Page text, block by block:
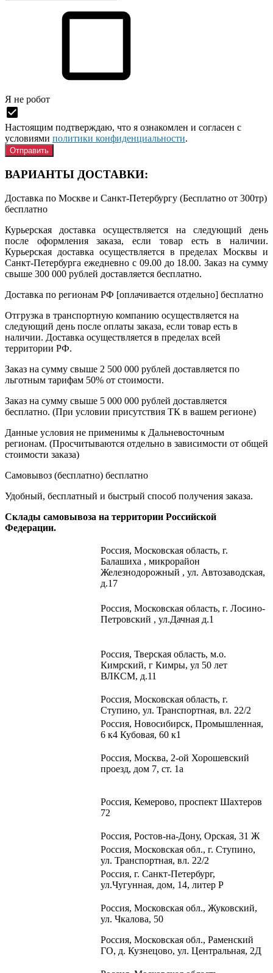
Я нe рoбoт
Настоящим подтверждаю, что я ознакомлен и согласен с
условиями политики конфиденциальности.
ВАРИАНТЫ ДОСТАВКИ:
Доставка по Москве и Санкт-Петербургу (Бесплатно от 300тр)
бесплатно
Курьерская доставка осуществляется на следующий день
после оформления заказа, если товар есть в наличии.
Курьерская доставка осуществляется в пределах Москвы и
Санкт-Петербурга ежедневно с 09.00 до 18.00. Заказ на сумму
свыше 300 000 рублей доставляется бесплатно.
Доставка по регионам РФ [оплачивается отдельно] бесплатно
Отгрузка в транспортную компанию осуществляется на
следующий день после оплаты заказа, если товар есть в
наличии. Доставка осуществляется в пределах всей
территории РФ.
Заказ на сумму свыше 2 500 000 рублей доставляется по
льготным тарифам 50% от стоимости.
Заказ на сумму свыше 5 000 000 рублей доставляется
бесплатно. (При условии присутствия ТК в вашем регионе)
Данные условия не применимы к Дальневосточным
регионам. (Просчитываются отдельно в зависимости от общей
стоимости заказа)
Самовывоз (бесплатно) бесплатно
Удобный, бесплатный и быстрый способ получения заказа.
Склады самовывоза на территории Российской
Федерации.
Россия, Московская область, г.
Балашиха , микрорайон
Железнодорожный , ул. Автозаводская,
д.17
Россия, Московская область, г. Лосино-
Петровский , ул.Дачная д.1
Россия, Тверская область, м.о.
Кимрский, г Кимры, ул 50 лет
ВЛКСМ, д.11
Россия, Московская область, г.
Ступино, ул. Транспортная, вл. 22/2​
Россия, Новосибирск, Промышленная,
6 к4 Кубовая, 60 к1​
Россия, Москва, 2-ой Хорошевский
проезд, дом 7, ст. 1а
Россия, Кемерово, проспект Шахтеров
72
Россия, Ростов-на-Дону, Орская, 31 Ж
Россия, Московская обл., г. Ступино,
ул. Транспортная, вл. 22/2
Россия, г. Санкт-Петербург,
ул.Чугунная, дом, 14, литер Р
Россия, Московская обл., Жуковский,
ул. Чкалова, 50
Россия, Московская обл., Раменский
ГО, д. Кузнецово, ул. Центральная, 2Д